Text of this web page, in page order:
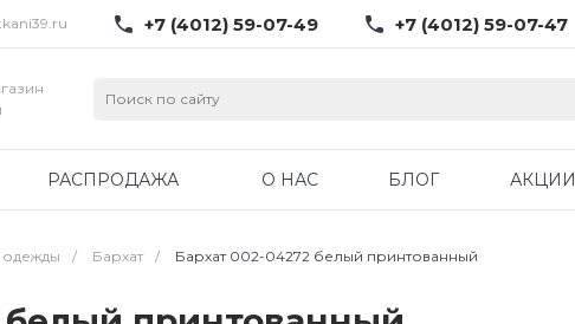
+7 (4012) 59-07-49 +7 (4012) 59-07-47
РАСПРОДАЖА О НАС БЛОГ АКЦИИ
одежды / Бархат / Бархат 002-04272 белый принтованный